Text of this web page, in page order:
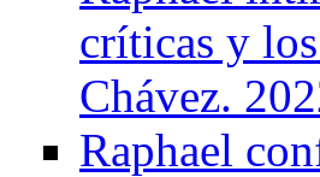
críticas y
Chávez.
Raphael